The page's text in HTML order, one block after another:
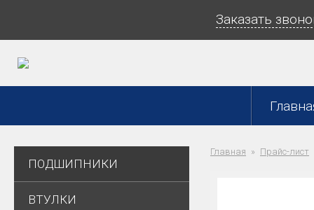
Заказать
ПОДШИПНИКИ
ВТУЛКИ
Главная Прайс-лист